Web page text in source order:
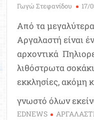
Γωγώ Στεφανίδου 17/
Από τα
Αργαλαστή είναι
αρχοντικά
λιθόστρωτα
εκκλησίες, ακόμη
γνωστό όλων
EDNEWS